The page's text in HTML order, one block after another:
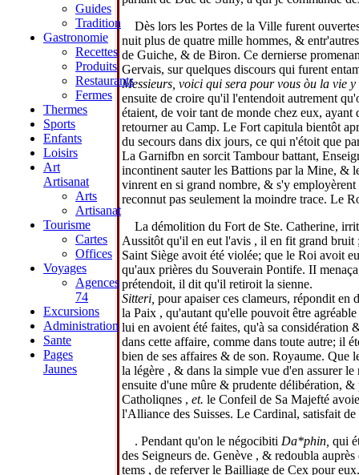
Guides
Tradition
Gastronomie
Recettes
Produits
Restaurants
Fermes
Thermes
Sports
Enfants
Loisirs
Art
Artisanat
Arts
Artisanat
Tourisme
Cartes
Offices
Voyages
Agences
74
Excursions
Administration
Sante
Pages
Jaunes
Dès lors les Portes de la Ville furent
nuit plus de quatre mille hommes, &
de Guiche, & de Biron. Ce dernierse
Gervais, sur quelques discours qui furent
Messieurs, voici qui sera pour vous òu la vie
ensuite de croire qu'il l'entendoit autrement
étaient, de voir tant de monde chez eux,
retourner au Camp. Le Fort capitula bientôt
du secours dans dix jours, ce qui n'étoit que
La Garnifbn en sorcit Tambour battant,
incontinent sauter les Battions par la Mine, &
vinrent en si grand nombre, & s'y
reconnut pas seulement la moindre trace. Le
La démolition du Fort de Ste. Catherine,
Aussitôt qu'il en eut l'avis , il en fit grand
Saint Siège avoit été violée; que le Roi avoit
qu'aux prières du Souverain Pontife. II
prétendoit, il dit qu'il retiroit la sienne.
Sitteri, pour apaiser ces clameurs, répondit en
la Paix , qu'autant qu'elle pouvoit être
lui en avoient été faites, qu'à sa considération
dans cette affaire, comme dans toute autre; il
bien de ses affaires & de son. Royaume. Que
la légère , & dans la simple vue d'en assurer
ensuite d'une mûre & prudente délibération, &
Catholiqnes , et. le Confeil de Sa Majefté
l'Alliance des Suisses. Le Cardinal, satisfait
. Pendant qu'on le négocibiti Da*phin, qui
des Seigneurs de. Genève , & redoubla
tems , de referver le Bailliage de Cex pour